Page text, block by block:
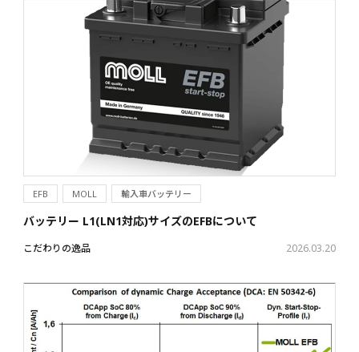
EFB MOLL 輸入車バッテリー
バッテリー L1(LN1対応)サイズのEFBについて
こだわりの逸品 2026.03.20